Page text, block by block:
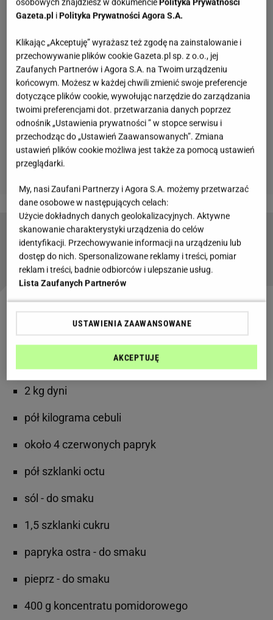
Rozgrzewające dania na jesień - 3 przepisy na
potrawy, które wzmocnią Twój organizm
Aromatyczny ketchup z dyni - przepis punkt po
2 kg dyni
pół kilograma cebuli
około 4 czerwonych papryk
pół szklanki octu
sól - do smaku
1,5 szklanki cukru
papryka ostra - do smaku
pieprz - do smaku
400 g koncentratu pomidorowego
Gazeta.pl iPolityka Prywatności Agora S.A.
Klikając „Akceptuję” wyrażasz też zgodę na zainstalowanie i
przechowywanie plików cookie Gazeta.pl sp. z o.o., jej
Zaufanych Partnerów i Agora S.A. na Twoim urządzeniu
końcowym. Możesz w każdej chwili zmienić swoje preferencje
dotyczące plików cookie, wywołując narzędzie do zarządzania
twoimi preferencjami dot. przetwarzania danych poprzez
odnośnik „Ustawienia prywatności ” w stopce serwisu i
przechodząc do „Ustawień Zaawansowanych”. Zmiana
ustawień plików cookie możliwa jest także za pomocą ustawień
przeglądarki.
My, nasi Zaufani Partnerzy i Agora S.A. możemy przetwarzać
dane osobowe w następujących celach:
Użycie dokładnych danych geolokalizacyjnych. Aktywne
skanowanie charakterystyki urządzenia do celów
identyfikacji. Przechowywanie informacji na urządzeniu lub
dostęp do nich. Spersonalizowane reklamy i treści, pomiar
reklam i treści, badnie odbiorców i ulepszanie usług.
Lista Zaufanych Partnerów
USTAWIENIA ZAAWANSOWANE
AKCEPTUJĘ